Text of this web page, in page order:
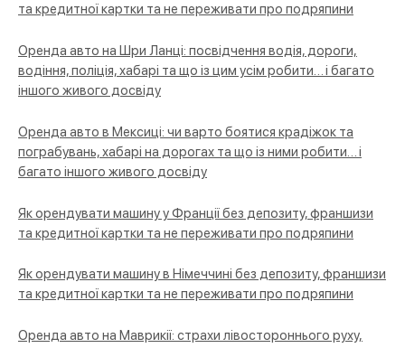
та кредитної картки та не переживати про подряпини
Оренда авто на Шри Ланці: посвідчення водія, дороги,
водіння, поліція, хабарі та що із цим усім робити… і багато
іншого живого досвіду
Оренда авто в Мексиці: чи варто боятися крадіжок та
пограбувань, хабарі на дорогах та що із ними робити… і
багато іншого живого досвіду
Як орендувати машину у Франції без депозиту, франшизи
та кредитної картки та не переживати про подряпини
Як орендувати машину в Німеччині без депозиту, франшизи
та кредитної картки та не переживати про подряпини
Оренда авто на Маврикії: страхи лівостороннього руху,